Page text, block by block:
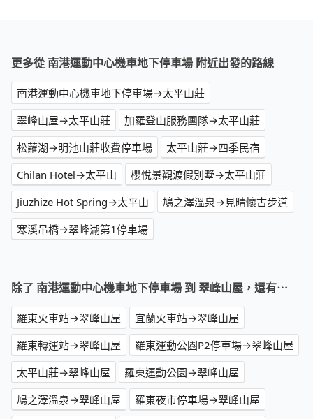
更多從 南港運動中心機車地下停車場 附近出發的路線
南港運動中心機車地下停車場→太平山莊
翠峰山屋→太平山莊
加羅登山服務團隊→太平山莊
松蘿湖→明池山莊收費停車場
太平山莊→四季民宿
Chilan Hotel→太平山
櫻悅景觀渡假別墅→太平山莊
Jiuzhize Hot Spring→太平山
鳩之澤溫泉→見晴懷古步道
寒溪吊橋→翠峰湖第1停車場
除了 南港運動中心機車地下停車場 到 翠峰山屋，還有⋯
羅東火車站→翠峰山屋
宜蘭火車站→翠峰山屋
羅東轉運站→翠峰山屋
羅東運動公園P2停車場→翠峰山屋
太平山莊→翠峰山屋
羅東運動公園→翠峰山屋
鳩之澤溫泉→翠峰山屋
羅東夜市停車場→翠峰山屋